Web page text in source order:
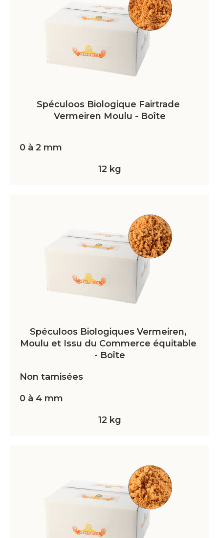
Spéculoos Biologique Fairtrade
Vermeiren Moulu - Boîte
0 à 2 mm
12 kg
Spéculoos Biologiques Vermeiren,
Moulu et Issu du Commerce équitable
- Boîte
Non tamisées
0 à 4 mm
12 kg